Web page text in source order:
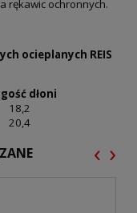
rękawic ochronnych.
ocieplanych REIS
dłoni
18,2
20,4
‹ ›